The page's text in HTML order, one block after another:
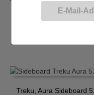
Treku, Aura Sideboard